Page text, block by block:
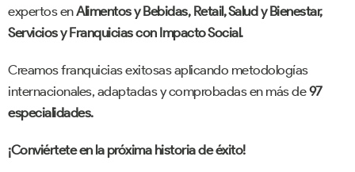
expertos enAlimentos y Bebidas, Retail, Salud y Bienestar,
Servicios y Franquicias con Impacto Social.
Creamos franquicias exitosas aplicando metodologías
internacionales, adaptadas y comprobadas en más de97
especialidades.
¡Conviértete en la próxima historia de éxito!